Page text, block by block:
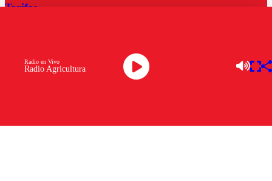
Radio Agricultura
Radio en Vivo
Tarifas
Descarga la APP